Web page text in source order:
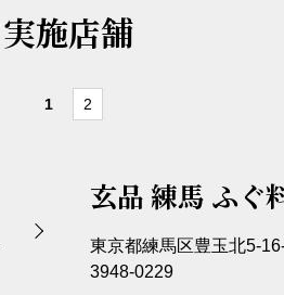
実施店舗
1 2
玄品 練馬 ふぐ
東京都練馬区豊玉北5-
3948-0229